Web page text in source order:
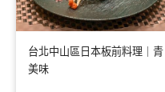
台北中山區日本板前料理｜
美味